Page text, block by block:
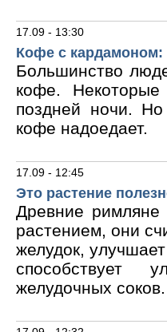
17.09 - 13:30
Кофе с кардамоном:
Большинство
кофе.
поздней ночи.
кофе надоедает.
17.09 - 12:45
Это растение
Древние
растением, они
желудок,
способствует
желудочных соков.